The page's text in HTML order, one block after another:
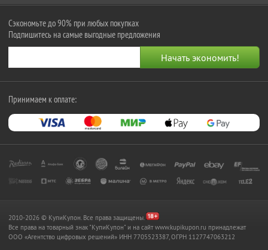
Сэкономьте до 90% при любых покупках
Подпишитесь на самые выгодные предложения
Принимаем к оплате:
2010-2026 © КупиКупон. Все права защищены.
Все права на товарный знак "КупиКупон" и на сайт www.kupikupon.ru принадлежат
OOO «Агентство цифровых решений» ИНН 7705523387, ОГРН 1127747063212